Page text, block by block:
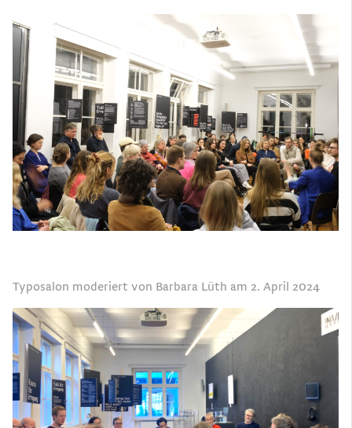
Typosalon moderiert von Barbara Lüth am 2. April 2024